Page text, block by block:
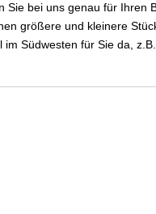
Sie bei uns genau für
größere und kleinere
im Südwesten für Sie da,